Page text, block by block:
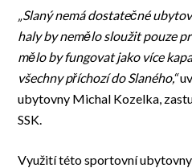
„Slaný nemá dostatečné
haly by nemělo sloužit pouze
mělo by fungovat jako více
všechny příchozí do Slaného,“
ubytovny Michal Kozelka,
SSK.
Využití této sportovní